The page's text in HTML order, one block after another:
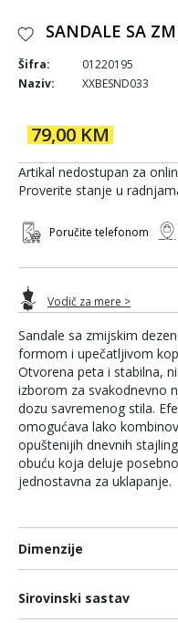
Sandale sa zmijskim
formom i upečatljivom
Otvorena peta i stabilna,
izborom za svakodnevno
dozu savremenog stila.
omogućava lako
opuštenijih dnevnih
obuću koja deluje
jednostavna za uklapanje.
Dimenzije
Sirovinski sastav
SANDALE SA
Šifra:
01220195
Naziv:
XXBESND033
79,00 KM
Artikal nedostupan za
Proverite stanje u
Poručite telefonom
Vodič za mere >